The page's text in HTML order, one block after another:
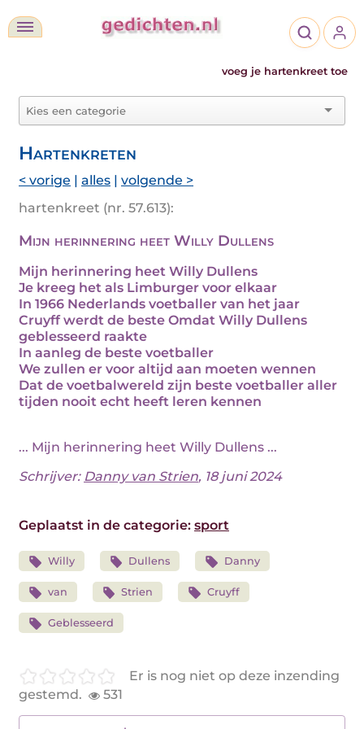
voeg je hartenkreet toe
Hartenkreten
< vorige | alles | volgende >
hartenkreet (nr. 57.613):
Mijn herinnering heet Willy Dullens
Mijn herinnering heet Willy Dullens
Je kreeg het als Limburger voor elkaar
In 1966 Nederlands voetballer van het jaar
Cruyff werdt de beste Omdat Willy Dullens
geblesseerd raakte
In aanleg de beste voetballer
We zullen er voor altijd aan moeten wennen
Dat de voetbalwereld zijn beste voetballer aller
tijden nooit echt heeft leren kennen
... Mijn herinnering heet Willy Dullens ...
Schrijver: Danny van Strien, 18 juni 2024
Geplaatst in de categorie: sport
Willy Dullens Danny
van Strien Cruyff
Geblesseerd
Er is nog niet op deze inzending
gestemd.
531